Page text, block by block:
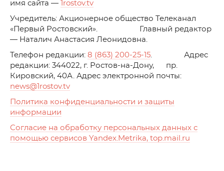
имя сайта —
1rostov.tv
Учредитель: Акционерное общество Телеканал
«Первый Ростовский». Главный редактор
— Наталич Анастасия Леонидовна.
Телефон редакции: 8 (863) 200-25-15. Адрес
редакции: 344022, г. Ростов-на-Дону, пр.
Кировский, 40А. Адрес электронной почты:
news@1rostov.tv
Политика конфиденциальности и защиты
информации
Согласие на обработку персональных данных с
помощью сервисов Yandex.Metrika, top.mail.ru